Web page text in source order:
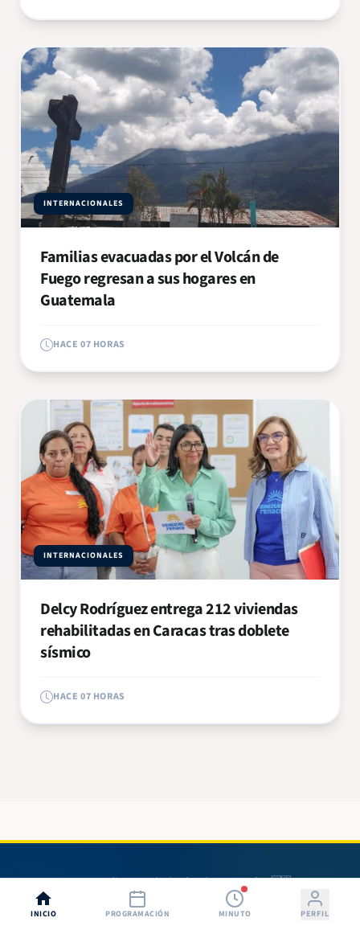
INTERNACIONALES
Familias evacuadas por el Volcán de
Fuego regresan a sus hogares en
Guatemala
HACE 07 HORAS
INTERNACIONALES
Delcy Rodríguez entrega 212 viviendas
rehabilitadas en Caracas tras doblete
sísmico
HACE 07 HORAS
INICIO PROGRAMACIÓN MINUTO PERFIL
© 2026 Radio 580. Todos los derechos reservados. 🇳🇮